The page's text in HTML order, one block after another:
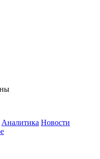
Аналитика Новости